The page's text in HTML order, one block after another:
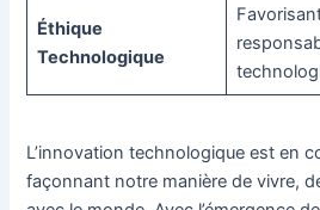
Éthique
Technologique
L’innovation technologique est en
façonnant notre manière de vivre,